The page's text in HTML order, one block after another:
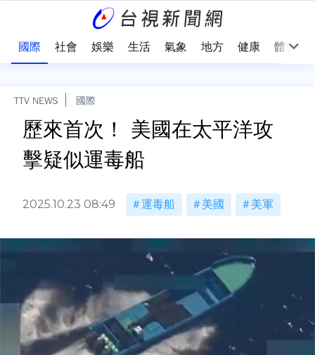
國際 社會 娛樂 生活 氣象 地方 健康 體育
TTV NEWS 國際
歷來首次！ 美國在太平洋攻
擊疑似運毒船
2025.10.23 08:49 運毒船 美國 美軍